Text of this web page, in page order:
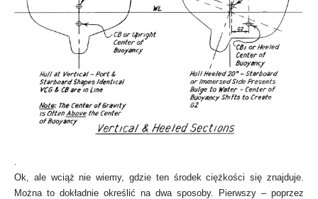
Ok, ale wciąż nie wiemy, gdzie ten środek ciężkości się znajduje.
Można to dokładnie określić na dwa sposoby. Pierwszy – poprzez